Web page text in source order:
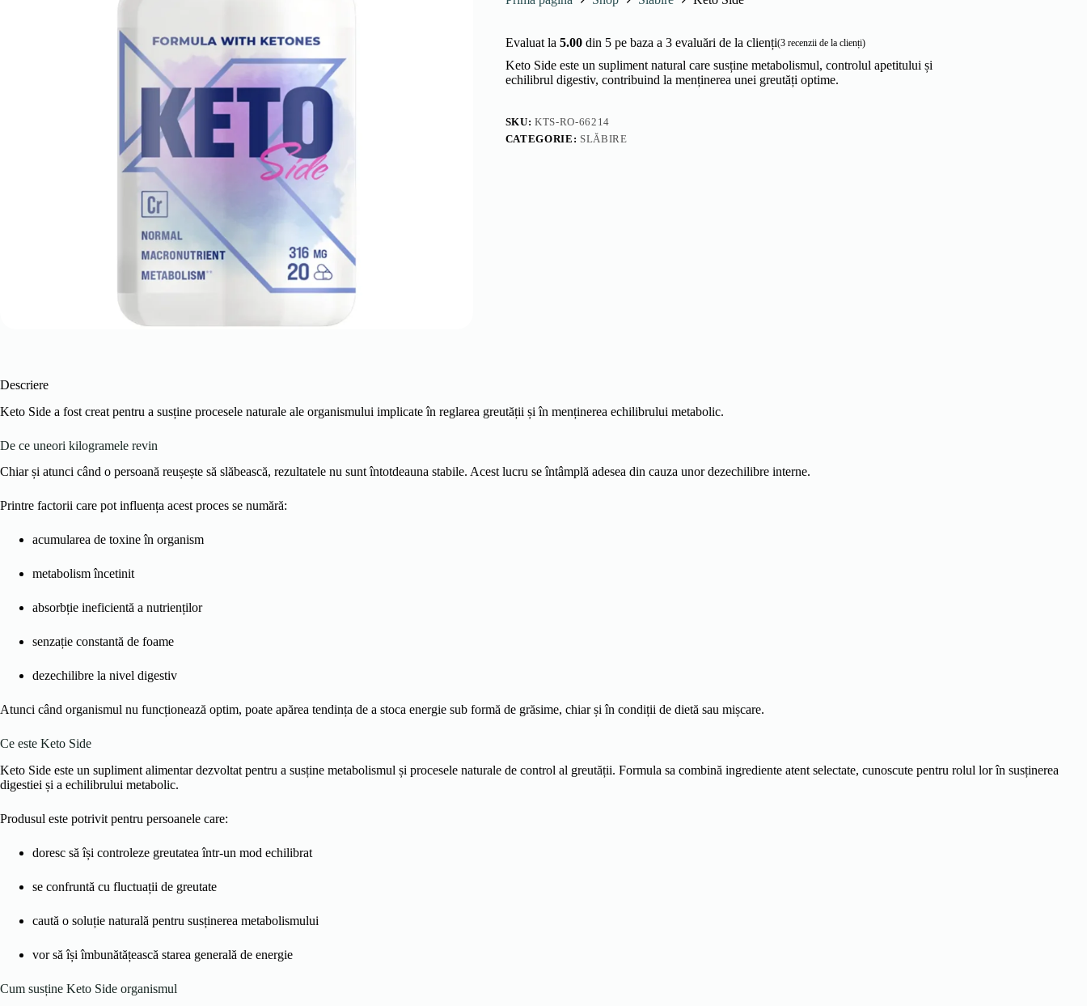
Evaluat la 5.00din 5 pe baza a 3evaluări de la clienți(3recenzii de la clienți)
Keto Side este un supliment natural care susține metabolismul, controlul apetitului și
echilibrul digestiv, contribuind la menținerea unei greutăți optime.
SKU:KTS-RO-66214
CATEGORIE: SLĂBIRE
Descriere
Keto Side a fost creat pentru a susține procesele naturale ale organismului implicate în reglarea greutății și în menținerea echilibrului metabolic.
De ce uneori kilogramele revin
Chiar și atunci când o persoană reușește să slăbească, rezultatele nu sunt întotdeauna stabile. Acest lucru se întâmplă adesea din cauza unor dezechilibre interne.
Printre factorii care pot influența acest proces se numără:
acumularea de toxine în organism
metabolism încetinit
absorbție ineficientă a nutrienților
senzație constantă de foame
dezechilibre la nivel digestiv
Atunci când organismul nu funcționează optim, poate apărea tendința de a stoca energie sub formă de grăsime, chiar și în condiții de dietă sau mișcare.
Ce este Keto Side
Keto Side este un supliment alimentar dezvoltat pentru a susține metabolismul și procesele naturale de control al greutății. Formula sa combină ingrediente atent selectate, cunoscute pentru rolul lor în susținerea
digestiei și a echilibrului metabolic.
Produsul este potrivit pentru persoanele care:
doresc să își controleze greutatea într-un mod echilibrat
se confruntă cu fluctuații de greutate
caută o soluție naturală pentru susținerea metabolismului
vor să își îmbunătățească starea generală de energie
Cum susține Keto Side organismul